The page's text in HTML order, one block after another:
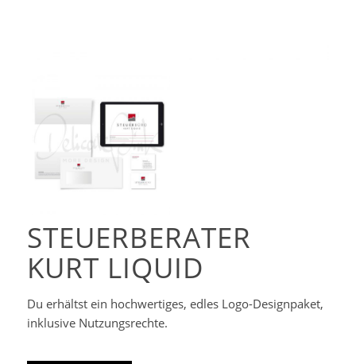
Corporate-
Designpaket
STEUERBERATER
KURT LIQUID
Du erhältst ein hochwertiges, edles Logo-Designpaket,
inklusive Nutzungsrechte.